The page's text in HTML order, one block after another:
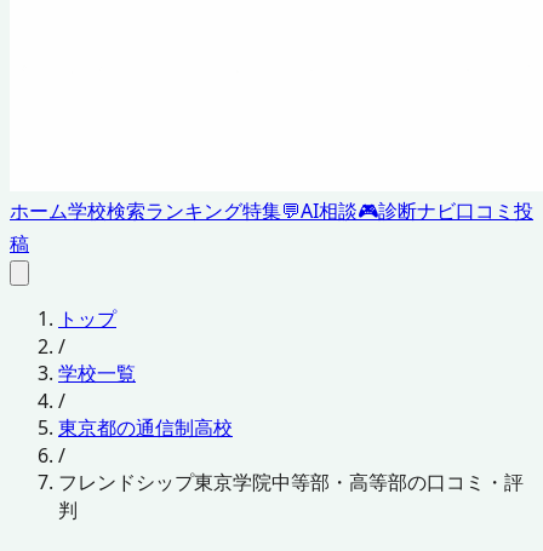
ホーム学校検索ランキング特集💬AI相談🎮診断ナビ口コミ投
稿
トップ
/
学校一覧
/
東京都の通信制高校
/
フレンドシップ東京学院中等部・高等部の口コミ・評
判